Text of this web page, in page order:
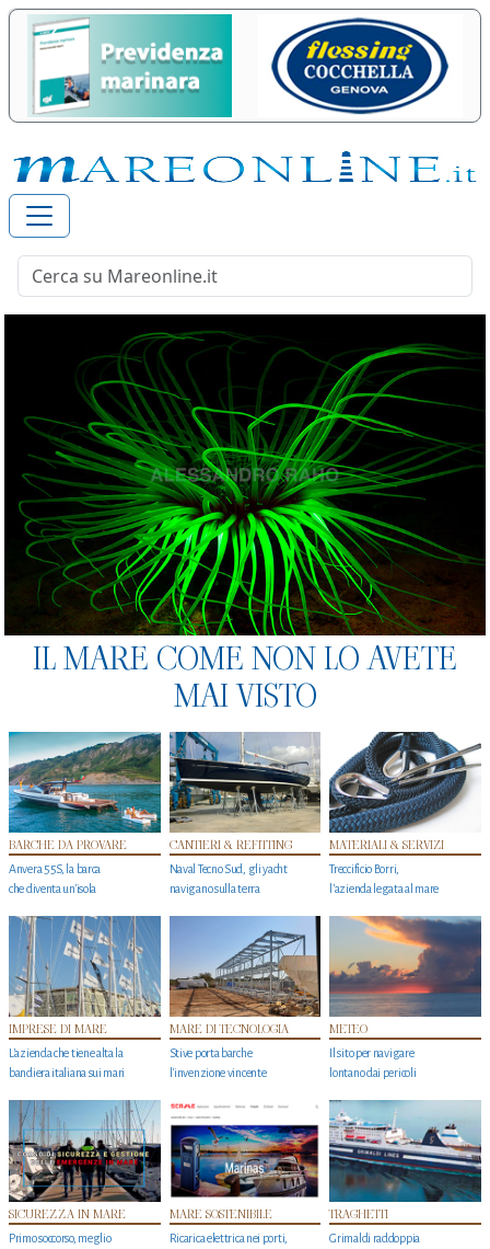
IL MARE COME NON LO AVETE
MAI VISTO
BARCHE DA PROVARE
Anvera 55S, la barca
che diventa un'isola
CANTIERI & REFITTING
Naval Tecno Sud, gli yacht
navigano sulla terra
MATERIALI & SERVIZI
Treccificio Borri,
l'azienda legata al mare
IMPRESE DI MARE
L'azienda che tiene alta la
bandiera italiana sui mari
MARE DI TECNOLOGIA
Stive porta barche
l'invenzione vincente
METEO
Il sito per navigare
lontano dai pericoli
SICUREZZA IN MARE
Primo soccorso, meglio
MARE SOSTENIBILE
Ricarica elettrica nei porti,
TRAGHETTI
Grimaldi raddoppia